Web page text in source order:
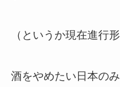
（というか現在進行形
酒をやめたい日本の